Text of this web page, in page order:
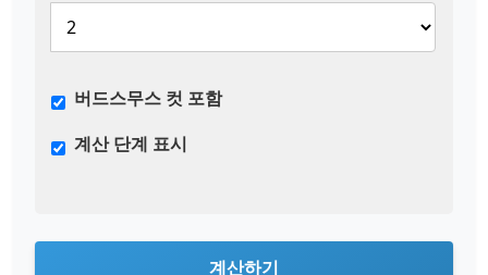
버드스무스 컷 포함
계산 단계 표시
계산하기